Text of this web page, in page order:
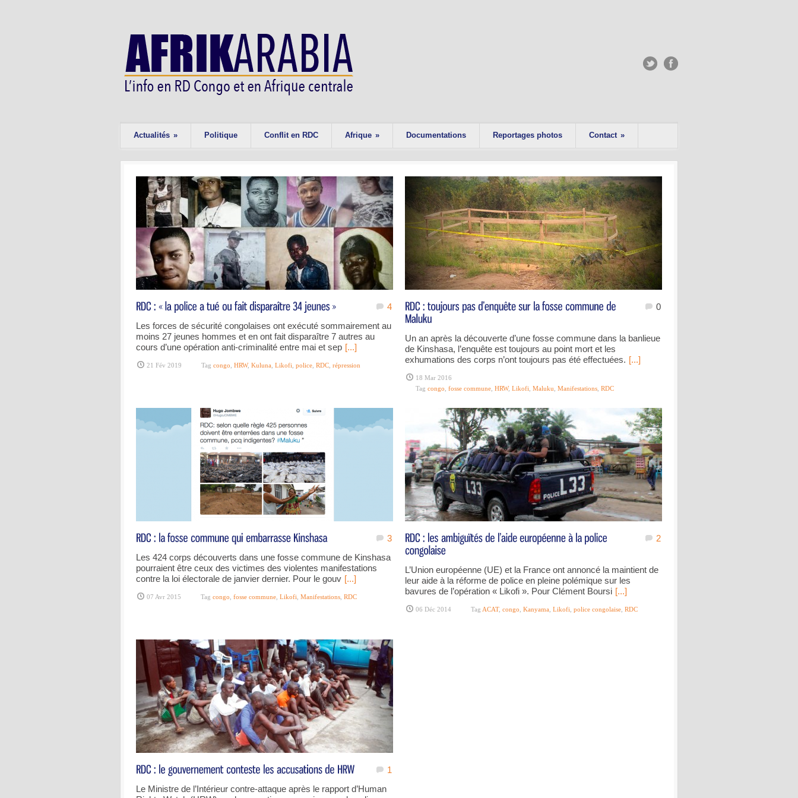
Actualités » Politique Conflit en RDC Afrique » Documentations Reportages photos Contact »
4
Les forces de sécurité congolaises ont exécuté sommairement au
moins 27 jeunes hommes et en ont fait disparaître 7 autres au
cours d’une opération anti-criminalité entre mai et sep [...]
21 Fév 2019 Tag congo HRW, Kuluna Likofi police RDC répression
0
Un an après la découverte d’une fosse commune dans la banlieue
de Kinshasa, l’enquête est toujours au point mort et les
exhumations des corps n’ont toujours pas été effectuées. [...]
18 Mar 2016
Tag congo fosse commune HRW, Likofi Maluku Manifestations RDC
3
Les 424 corps découverts dans une fosse commune de Kinshasa
pourraient être ceux des victimes des violentes manifestations
contre la loi électorale de janvier dernier. Pour le gouv [...]
07 Avr 2015 Tag congo fosse commune Likofi Manifestations RDC
2
L’Union européenne (UE) et la France ont annoncé la maintient de
leur aide à la réforme de police en pleine polémique sur les
bavures de l’opération « Likofi ». Pour Clément Boursi [...]
06 Déc 2014 Tag ACAT, congo Kanyama Likofi police congolaise RDC
1
Le Ministre de l’Intérieur contre-attaque après le rapport d’Human